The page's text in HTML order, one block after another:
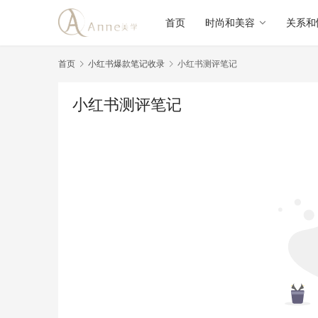
首页 时尚和美容 关系
首页 小红书爆款笔记收录 小红书测评笔记
小红书测评笔记